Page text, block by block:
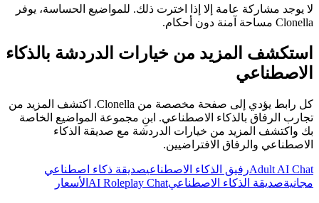
لا يوجد مشاركة عامة إلا إذا اخترت ذلك. للمواضيع الحساسة، يوفر
Clonella مساحة آمنة دون أحكام.
استكشف المزيد من خيارات الدردشة بالذكاء
الاصطناعي
كل رابط يؤدي إلى صفحة مخصصة من Clonella. اكتشف المزيد من
تجارب الرفاق بالذكاء الاصطناعي. ابنِ مجموعة المواضيع الخاصة
بك واكتشف المزيد من خيارات الدردشة مع صديقة الذكاء
الاصطناعي والرفاق الافتراضيين.
Adult AI Chatرفيق الذكاء الاصطناعيصديقة ذكاء اصطناعي
مجانيةصديقة الذكاء الاصطناعيAI Roleplay Chat الأسعار